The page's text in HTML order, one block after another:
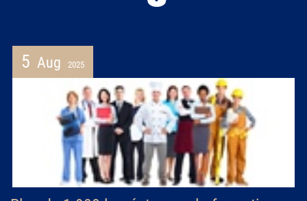
5 Aug 2025